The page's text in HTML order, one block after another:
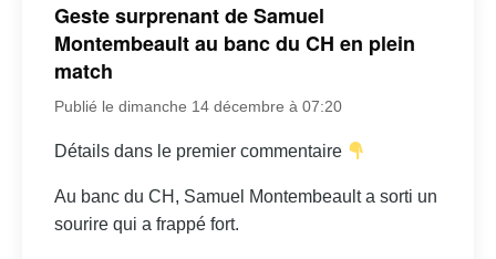
Geste surprenant de Samuel
Montembeault au banc du CH en plein
match
Publié le dimanche 14 décembre à 07:20
Détails dans le premier commentaire
Au banc du CH, Samuel Montembeault a sorti un
sourire qui a frappé fort.